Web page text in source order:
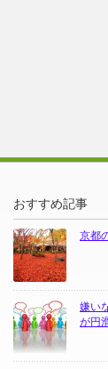
おすすめ記事
京都
嫌い
が円